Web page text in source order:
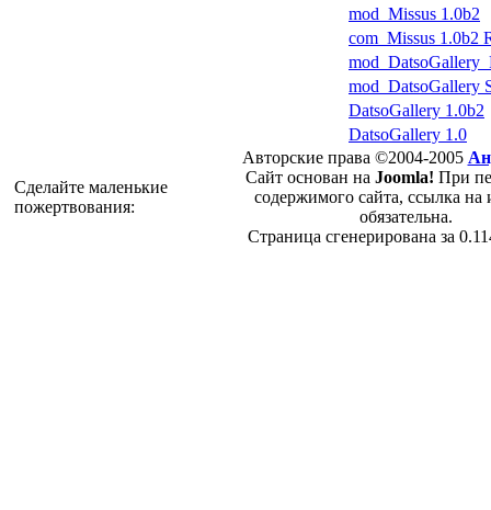
mod_Missus 1.0b2
com_Missus 1.0b2
mod_DatsoGallery
DatsoGallery 1.0b2
DatsoGallery 1.0
Cделайте маленькие
пожертвования:
Авторские права ©2004-2005
Сайт основан на Joomla! При
содержимого сайта, ссылка на
обязательна.
Страница сгенерирована за